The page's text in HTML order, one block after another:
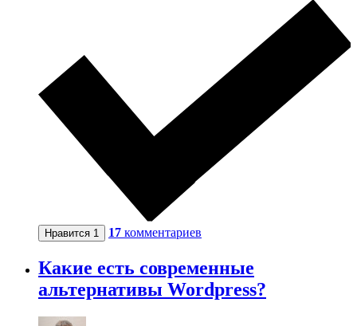
Нравится 1 17 комментариев
Какие есть современные
альтернативы Wordpress?